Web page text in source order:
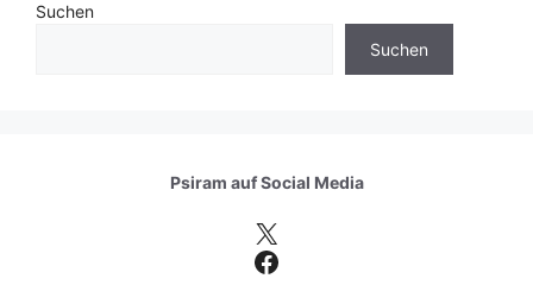
Suchen
Suchen
Psiram aufSocial Media
X
Facebook